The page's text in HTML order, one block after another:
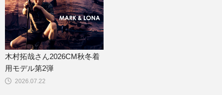
2026.07.22
木村拓哉さん2026CM秋冬着
用モデル第2弾